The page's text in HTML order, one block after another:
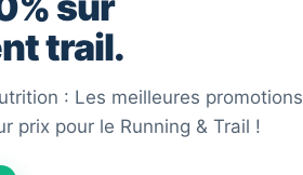
trail.
: Les meilleures promotions
prix pour le Running & Trail !